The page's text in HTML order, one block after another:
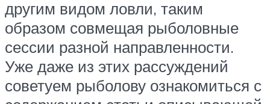
другим видом ловли, таким
образом совмещая рыболовные
сессии разной направленности.
Уже даже из этих рассуждений
советуем рыболову ознакомиться с